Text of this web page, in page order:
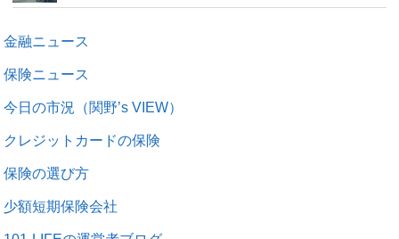
金融ニュース
保険ニュース
今日の市況（関野’s VIEW）
クレジットカードの保険
保険の選び方
少額短期保険会社